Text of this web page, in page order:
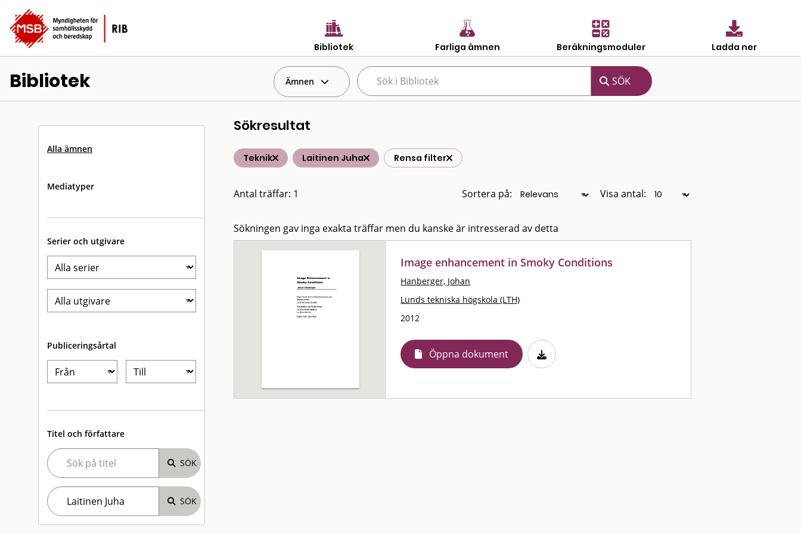
Bibliotek Farliga ämnen Beräkningsmoduler Ladda ner
Bibliotek Ämnen
Alla ämnen
Mediatyper
Serier och utgivare
Publiceringsårtal
Titel och författare
Sökresultat
Teknik Laitinen Juha Rensa filter
Antal träffar: 1 Sortera på: Visa antal:
Sökningen gav inga exakta träffar men du kanske är intresserad av detta
Image enhancement in Smoky Conditions
Hanberger, Johan
Lunds tekniska högskola (LTH)
2012
Öppna dokument